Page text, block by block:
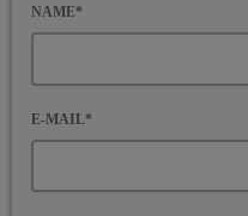
NAME*
E-MAIL*